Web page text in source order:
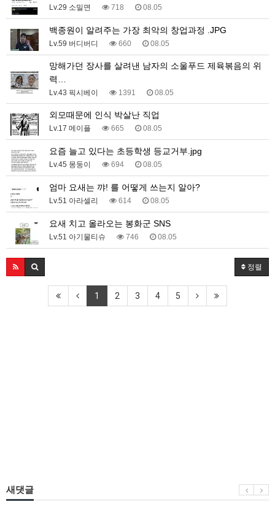
Lv.29 소밀면 718 08.05
백종원이 알려주는 가장 최악의 창업과정 .JPG
Lv.59 버디버디 660 08.05
망해가던 장사를 살려낸 남자의 소울푸드 제육볶음의 위
력…
Lv.43 픽시베이 1391 08.05
외모때문에 인식 박살난 직업
Lv.17 메이플 665 08.05
요즘 늘고 있다는 초등학생 등교거부.jpg
Lv.45 몽둥이 694 08.05
엄마 요새는 꺄! 를 어떻게 쓰는지 알아?
Lv.51 아라셀리 614 08.05
요새 치고 올라오는 봉화군 SNS
Lv.51 아기물티슈 746 08.05
정렬
1 2 3 4 5
새댓글